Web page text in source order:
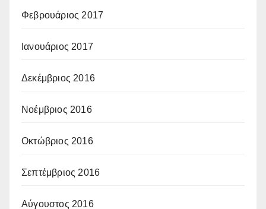
Φεβρουάριος 2017
Ιανουάριος 2017
Δεκέμβριος 2016
Νοέμβριος 2016
Οκτώβριος 2016
Σεπτέμβριος 2016
Αύγουστος 2016